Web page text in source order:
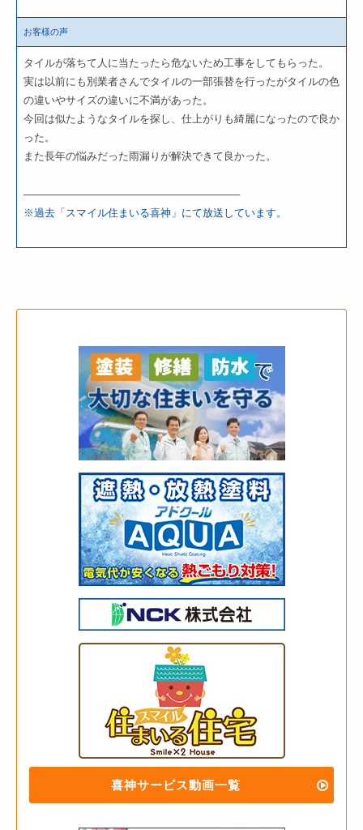
お客様の声
タイルが落ちて人に当たったら危ないため工事をしてもらった。
実は以前にも別業者さんでタイルの一部張替を行ったがタイルの色
の違いやサイズの違いに不満があった。
今回は似たようなタイルを探し、仕上がりも綺麗になったので良か
った。
また長年の悩みだった雨漏りが解決できて良かった。
————————————————————–
※過去「スマイル住まいる喜神」にて放送しています。
喜神サービス動画一覧